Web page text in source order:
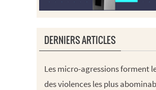
DERNIERS ARTICLES
Les micro-agressions forment
des violences les plus